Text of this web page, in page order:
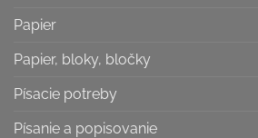
Papier
Papier, bloky, bločky
Písacie potreby
Písanie a popisovanie